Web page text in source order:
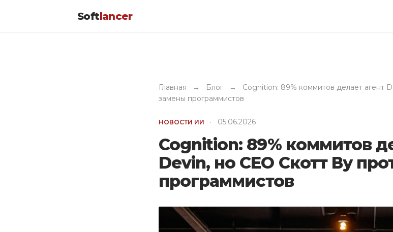
Softlancer
Главная → Блог →
Cognition: 89% коммитов делает агент
замены программистов
НОВОСТИ ИИ · 05.06.2026
Cognition: 89% коммитов
Devin, но CEO Скотт Ву
программистов